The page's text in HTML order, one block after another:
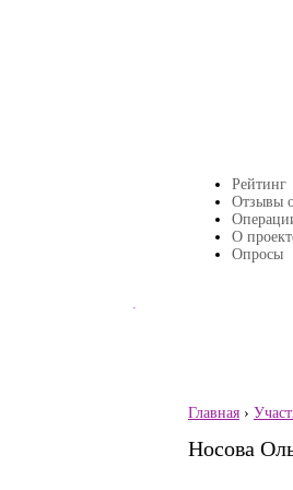
Главное
Рейтинг
Отзывы
О
Опросы
Страницы
.
Главная ›
Носова